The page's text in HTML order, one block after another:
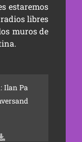
estaremos
libres
muros de
Ilan Pa